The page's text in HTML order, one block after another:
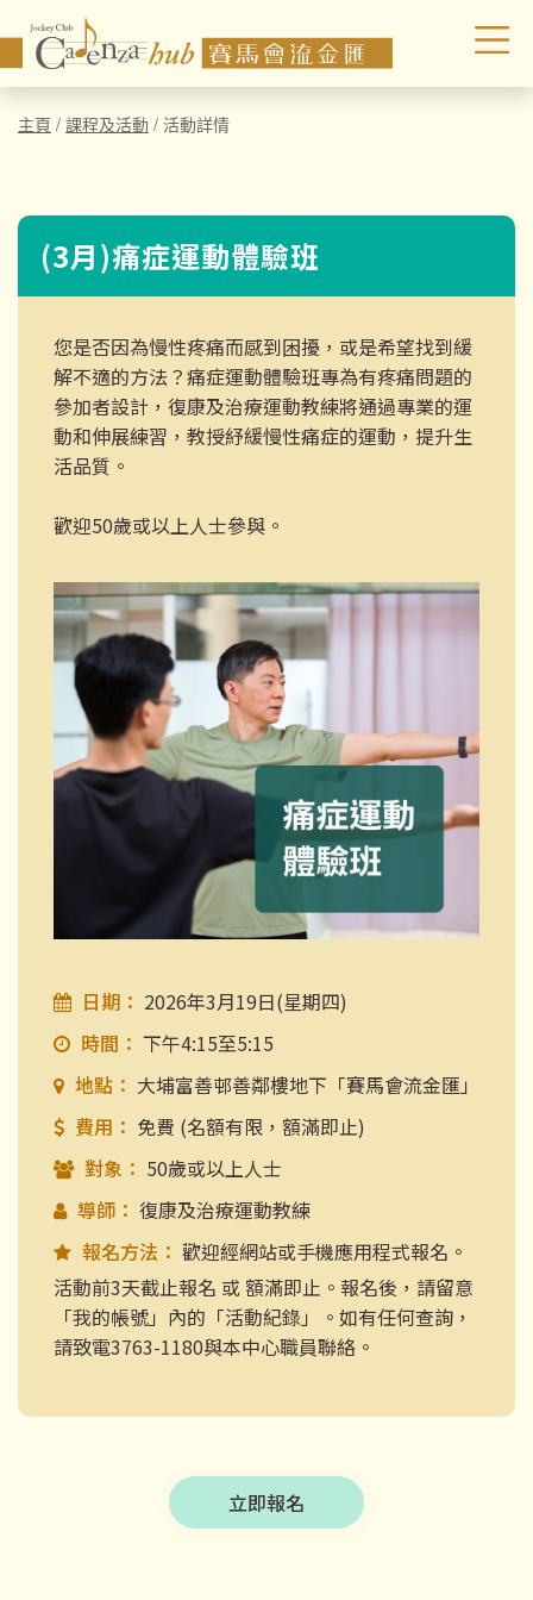
主頁 / 課程及活動 / 活動詳情
(3月)痛症運動體驗班
您是否因為慢性疼痛而感到困擾，或是希望找到緩
解不適的方法？痛症運動體驗班專為有疼痛問題的
參加者設計，復康及治療運動教練將通過專業的運
動和伸展練習，教授紓緩慢性痛症的運動，提升生
活品質。
歡迎50歲或以上人士參與。
日期： 2026年3月19日(星期四)
時間： 下午4:15至5:15
地點： 大埔富善邨善鄰樓地下「賽馬會流金匯」
費用： 免費 (名額有限，額滿即止)
對象： 50歲或以上人士
導師： 復康及治療運動教練
報名方法： 歡迎經網站或手機應用程式報名。
活動前3天截止報名 或 額滿即止。報名後，請留意
「我的帳號」內的「活動紀錄」。如有任何查詢，
請致電3763-1180與本中心職員聯絡。
立即報名